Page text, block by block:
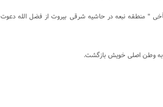
التآخی " منطقه نبعه در حاشیه شرقی بیروت از فضل الله دعوت
به وطن اصلی خویش بازگشت.